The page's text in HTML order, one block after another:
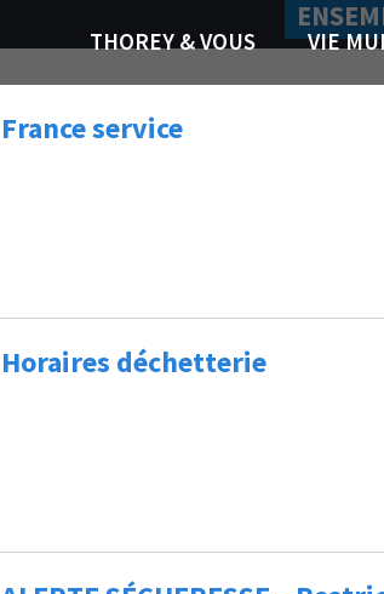
THOREY & VOUS VIE
France service
Horaires déchetterie